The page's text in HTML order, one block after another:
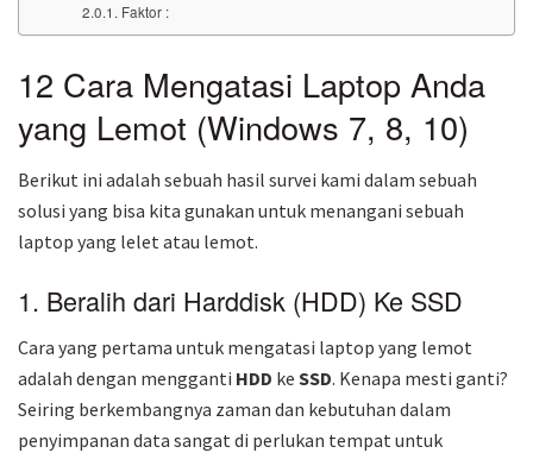
Faktor :
12 Cara Mengatasi Laptop Anda
yang Lemot (Windows 7, 8, 10)
Berikut ini adalah sebuah hasil survei kami dalam sebuah
solusi yang bisa kita gunakan untuk menangani sebuah
laptop yang lelet atau lemot.
1. Beralih dari Harddisk (HDD) Ke SSD
Cara yang pertama untuk mengatasi laptop yang lemot
adalah dengan mengganti HDD ke SSD. Kenapa mesti ganti?
Seiring berkembangnya zaman dan kebutuhan dalam
penyimpanan data sangat di perlukan tempat untuk